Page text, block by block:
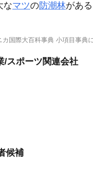
なマツの防潮林があ
カ国際大百科事典 小項目事
/スポーツ関連会社
候補